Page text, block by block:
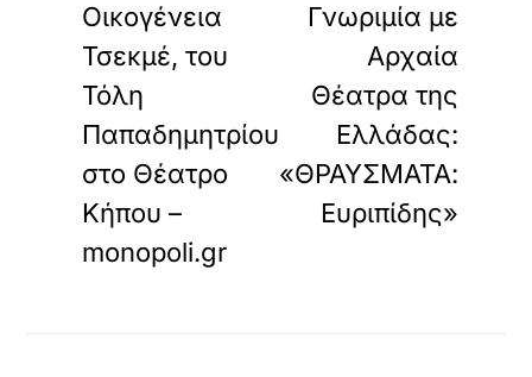
Οικογένεια
Τσεκμέ, του
Τόλη
Παπαδημητρίου
στο Θέατρο
Κήπου –
monopoli.gr
Γνωριμία με
Αρχαία
Θέατρα της
Ελλάδας:
«ΘΡΑΥΣΜΑΤΑ:
Ευριπίδης»